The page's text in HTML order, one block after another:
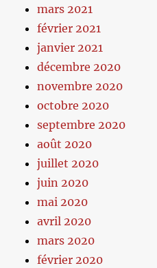
mars 2021
février 2021
janvier 2021
décembre 2020
novembre 2020
octobre 2020
septembre 2020
août 2020
juillet 2020
juin 2020
mai 2020
avril 2020
mars 2020
février 2020